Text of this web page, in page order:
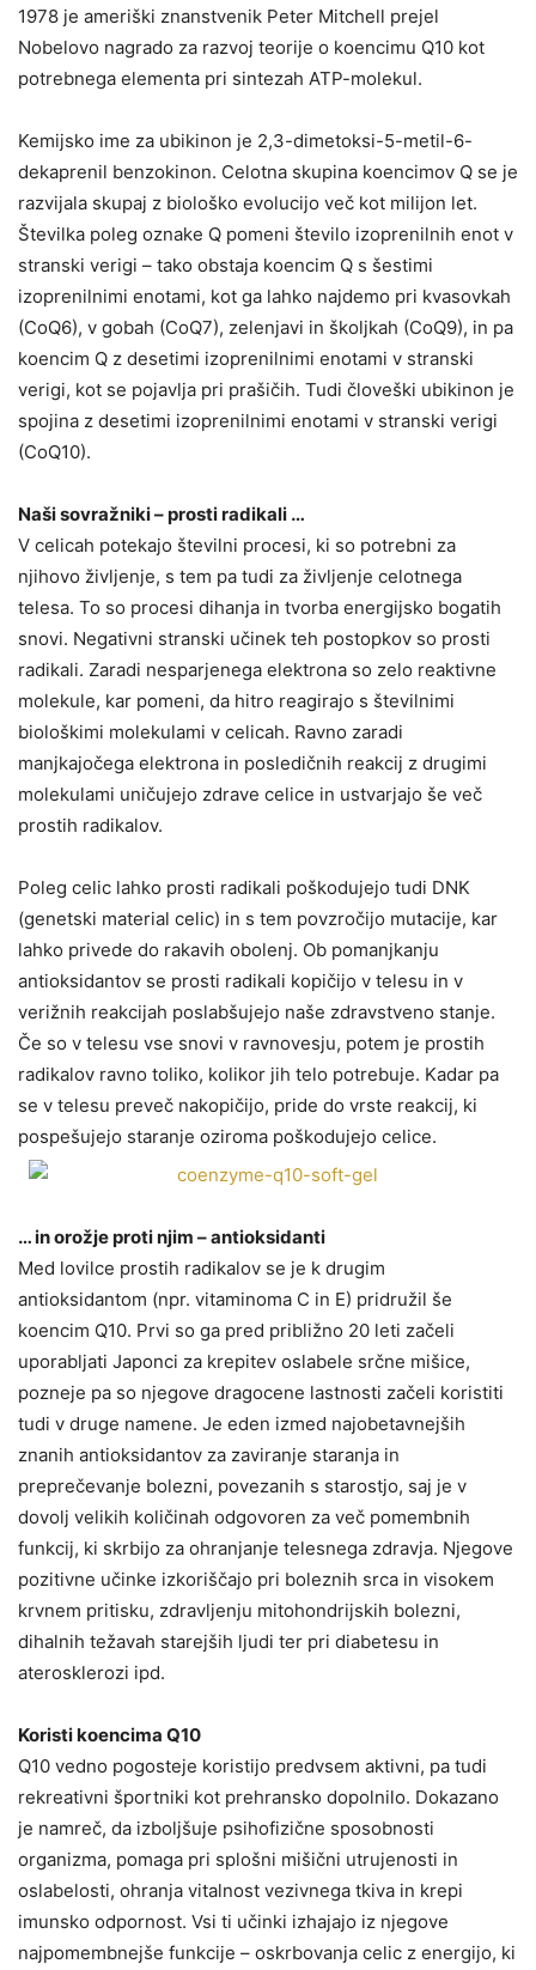
1978 je ameriški znanstvenik Peter Mitchell prejel
Nobelovo nagrado za razvoj teorije o koencimu Q10 kot
potrebnega elementa pri sintezah ATP-molekul.
Kemijsko ime za ubikinon je 2,3-dimetoksi-5-metil-6-
dekaprenil benzokinon. Celotna skupina koencimov Q se je
razvijala skupaj z biološko evolucijo več kot milijon let.
Številka poleg oznake Q pomeni število izoprenilnih enot v
stranski verigi – tako obstaja koencim Q s šestimi
izoprenilnimi enotami, kot ga lahko najdemo pri kvasovkah
(CoQ6), v gobah (CoQ7), zelenjavi in školjkah (CoQ9), in pa
koencim Q z desetimi izoprenilnimi enotami v stranski
verigi, kot se pojavlja pri prašičih. Tudi človeški ubikinon je
spojina z desetimi izoprenilnimi enotami v stranski verigi
(CoQ10).
Naši sovražniki – prosti radikali …
V celicah potekajo številni procesi, ki so potrebni za
njihovo življenje, s tem pa tudi za življenje celotnega
telesa. To so procesi dihanja in tvorba energijsko bogatih
snovi. Negativni stranski učinek teh postopkov so prosti
radikali. Zaradi nesparjenega elektrona so zelo reaktivne
molekule, kar pomeni, da hitro reagirajo s številnimi
biološkimi molekulami v celicah. Ravno zaradi
manjkajočega elektrona in posledičnih reakcij z drugimi
molekulami uničujejo zdrave celice in ustvarjajo še več
prostih radikalov.
Poleg celic lahko prosti radikali poškodujejo tudi DNK
(genetski material celic) in s tem povzročijo mutacije, kar
lahko privede do rakavih obolenj. Ob pomanjkanju
antioksidantov se prosti radikali kopičijo v telesu in v
verižnih reakcijah poslabšujejo naše zdravstveno stanje.
Če so v telesu vse snovi v ravnovesju, potem je prostih
radikalov ravno toliko, kolikor jih telo potrebuje. Kadar pa
se v telesu preveč nakopičijo, pride do vrste reakcij, ki
pospešujejo staranje oziroma poškodujejo celice.
… in orožje proti njim – antioksidanti
Med lovilce prostih radikalov se je k drugim
antioksidantom (npr. vitaminoma C in E) pridružil še
koencim Q10. Prvi so ga pred približno 20 leti začeli
uporabljati Japonci za krepitev oslabele srčne mišice,
pozneje pa so njegove dragocene lastnosti začeli koristiti
tudi v druge namene. Je eden izmed najobetavnejših
znanih antioksidantov za zaviranje staranja in
preprečevanje bolezni, povezanih s starostjo, saj je v
dovolj velikih količinah odgovoren za več pomembnih
funkcij, ki skrbijo za ohranjanje telesnega zdravja. Njegove
pozitivne učinke izkoriščajo pri boleznih srca in visokem
krvnem pritisku, zdravljenju mitohondrijskih bolezni,
dihalnih težavah starejših ljudi ter pri diabetesu in
aterosklerozi ipd.
Koristi koencima Q10
Q10 vedno pogosteje koristijo predvsem aktivni, pa tudi
rekreativni športniki kot prehransko dopolnilo. Dokazano
je namreč, da izboljšuje psihofizične sposobnosti
organizma, pomaga pri splošni mišični utrujenosti in
oslabelosti, ohranja vitalnost vezivnega tkiva in krepi
imunsko odpornost. Vsi ti učinki izhajajo iz njegove
najpomembnejše funkcije – oskrbovanja celic z energijo, ki